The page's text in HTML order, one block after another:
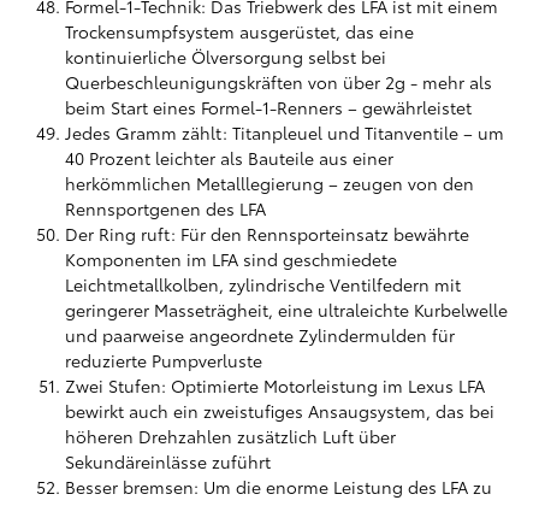
Formel-1-Technik: Das Triebwerk des LFA ist mit einem
Trockensumpfsystem ausgerüstet, das eine
kontinuierliche Ölversorgung selbst bei
Querbeschleunigungskräften von über 2g - mehr als
beim Start eines Formel-1-Renners – gewährleistet
Jedes Gramm zählt: Titanpleuel und Titanventile – um
40 Prozent leichter als Bauteile aus einer
herkömmlichen Metalllegierung – zeugen von den
Rennsportgenen des LFA
Der Ring ruft: Für den Rennsporteinsatz bewährte
Komponenten im LFA sind geschmiedete
Leichtmetallkolben, zylindrische Ventilfedern mit
geringerer Masseträgheit, eine ultraleichte Kurbelwelle
und paarweise angeordnete Zylindermulden für
reduzierte Pumpverluste
Zwei Stufen: Optimierte Motorleistung im Lexus LFA
bewirkt auch ein zweistufiges Ansaugsystem, das bei
höheren Drehzahlen zusätzlich Luft über
Sekundäreinlässe zuführt
Besser bremsen: Um die enorme Leistung des LFA zu